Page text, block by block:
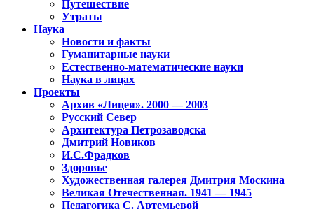
Путешествие
Утраты
Наука
Новости и факты
Гуманитарные науки
Естественно-математические науки
Наука в лицах
Проекты
Архив «Лицея». 2000 — 2003
Русский Север
Архитектура Петрозаводска
Дмитрий Новиков
И.С.Фрадков
Здоровье
Художественная галерея Дмитрия Москина
Великая Отечественная. 1941 — 1945
Педагогика С. Артемьевой